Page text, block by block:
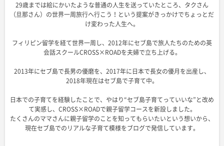
29歳までは絵にかいたような普通の人生を送っていたところ、タクさん
（旦那さん）の世界一周旅行へ行こう！という提案がきっかけでちょっとだ
け変わった人生へ。
フィリピン留学を経て世界一周し、2012年にセブ島で旅人たちのための英
会話スクールCROSS×ROADを夫婦で立ち上げる。
2013年にセブ島で長男の優磨を、2017年に日本で長女の優月を出産し、
2018年現在はセブ島で子育て中。
日本での子育てを経験したことで、やはり“セブ島子育てっていいな”と改め
て実感し、CROSS×ROADで親子留学コースを新設しました。
たくさんのママさんに親子留学のことを知ってもらいたいという想いから、
現在セブ島でのリアルな子育て模様をブログで発信しています。